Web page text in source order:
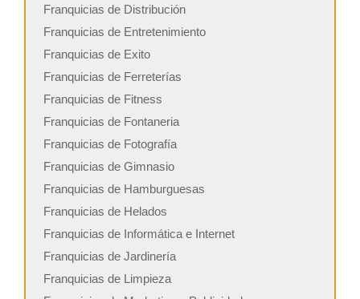
Franquicias de Distribución
Franquicias de Entretenimiento
Franquicias de Exito
Franquicias de Ferreterías
Franquicias de Fitness
Franquicias de Fontaneria
Franquicias de Fotografía
Franquicias de Gimnasio
Franquicias de Hamburguesas
Franquicias de Helados
Franquicias de Informática e Internet
Franquicias de Jardinería
Franquicias de Limpieza